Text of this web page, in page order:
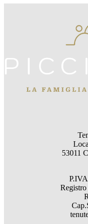
53011
Registro